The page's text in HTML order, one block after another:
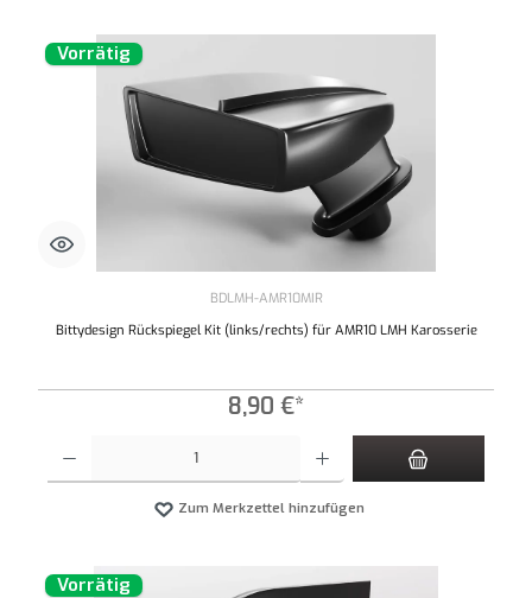
Vorrätig
BDLMH-AMR10MIR
Bittydesign Rückspiegel Kit (links/rechts) für AMR10 LMH Karosserie
8,90 €*
Zum Merkzettel hinzufügen
Vorrätig